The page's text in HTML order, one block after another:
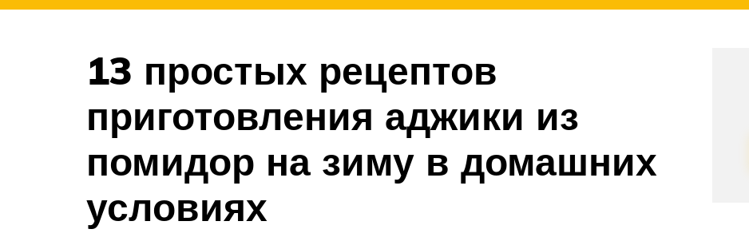
13 простых рецептов
приготовления аджики из
помидор на зиму в домашних
условиях